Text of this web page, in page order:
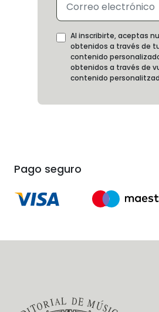
Al inscribirte, aceptas
obtenidos a través de
contenido
obtenidos a través de
contenido
Pago seguro